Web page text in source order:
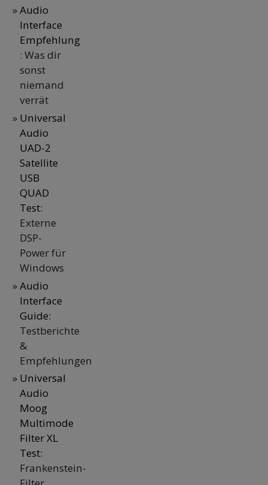
Audio
Interface
Empfehlung
: Was dir
sonst
niemand
verrät
Universal
Audio
UAD-2
Satellite
USB
QUAD
Test:
Externe
DSP-
Power für
Windows
Audio
Interface
Guide:
Testberichte
&
Empfehlungen
Universal
Audio
Moog
Multimode
Filter XL
Test:
Frankenstein-